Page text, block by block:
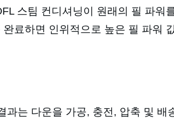
스팀 컨디셔닝이 원래의 필 파워
료하면 인위적으로 높은 필 파워
는 다운을 가공, 충전, 압축 및 배